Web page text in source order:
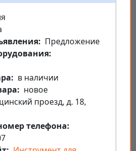
Предложение
в наличии
новое
проезд, д. 18,
телефона